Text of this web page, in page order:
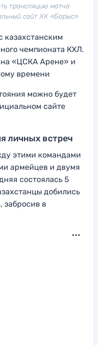
трансляцию матча
сайт ХК «Барыс»
казахстанским
чемпионата КХЛ.
на «ЦСКА Арене» и
времени
можно будет
сайте
личных встреч
этими командами
армейцев и двумя
состоялась 5
добились
забросив в